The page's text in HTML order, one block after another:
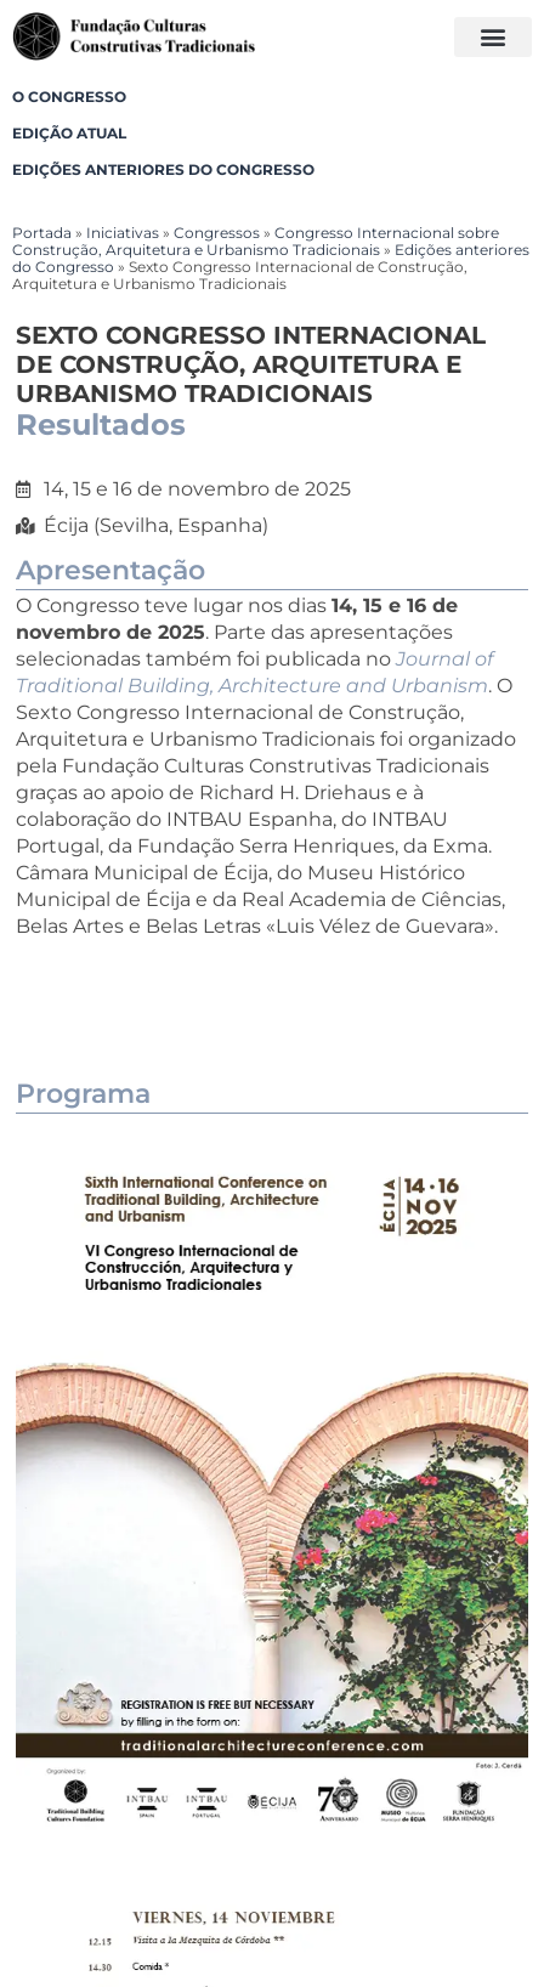
O CONGRESSO
EDIÇÃO ATUAL
EDIÇÕES ANTERIORES DO CONGRESSO
Portada » Iniciativas » Congressos » Congresso Internacional sobre
Construção, Arquitetura e Urbanismo Tradicionais » Edições anteriores
do Congresso » Sexto Congresso Internacional de Construção,
Arquitetura e Urbanismo Tradicionais
SEXTO CONGRESSO INTERNACIONAL
DE CONSTRUÇÃO, ARQUITETURA E
URBANISMO TRADICIONAIS
Resultados
14, 15 e 16 de novembro de 2025
Écija (Sevilha, Espanha)
Apresentação
O Congresso teve lugar nos dias14, 15 e 16 de
novembro de 2025. Parte das apresentações
selecionadas também foi publicada noJournal of
Traditional Building, Architecture and Urbanism. O
Sexto Congresso Internacional de Construção,
Arquitetura e Urbanismo Tradicionais foi organizado
pela Fundação Culturas Construtivas Tradicionais
graças ao apoio de Richard H. Driehaus e à
colaboração do INTBAU Espanha, do INTBAU
Portugal, da Fundação Serra Henriques, da Exma.
Câmara Municipal de Écija, do Museu Histórico
Municipal de Écija e da Real Academia de Ciências,
Belas Artes e Belas Letras «Luis Vélez de Guevara».
Programa